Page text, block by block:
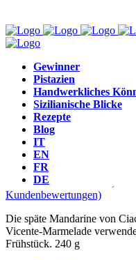
Gewinner
Pistazien
Handwerkliches
Sizilianische Blicke
Rezepte
Blog
IT
EN
FR
DE
Konfitüren,Konfitüren
Späte
Bewertet mit
Kundenbewertungen)
Die späte Mandarine von
Vicente-Marmelade
Frühstück. 240 g